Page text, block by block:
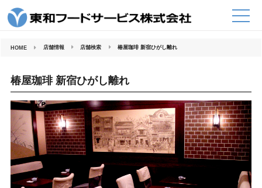
HOME 店舗情報 店舗検索 椿屋珈琲 新宿ひがし離れ
椿屋珈琲 新宿ひがし離れ